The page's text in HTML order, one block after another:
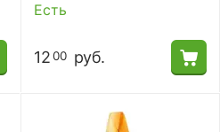
Есть
1200 руб.